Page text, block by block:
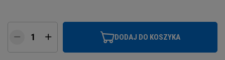
DODAJ DO KOSZYKA